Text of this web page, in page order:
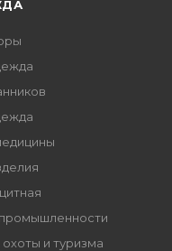
и туризма